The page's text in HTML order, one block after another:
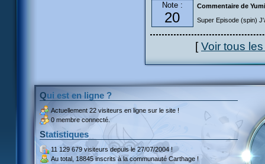
Note :
20
Commentaire de
Super Episode (spin)
[Voir tous
Qui est en ligne ?
Actuellement 22 visiteurs en ligne sur le site !
0 membre connecté.
Statistiques
11 129 679 visiteursdepuis le 27/07/2004 !
Au total, 18845 inscritsà la communauté Carthage !